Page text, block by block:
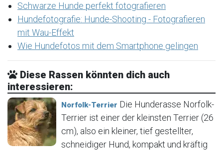
Schwarze Hunde perfekt fotografieren
Hundefotografie: Hunde-Shooting - Fotografieren
mit Wau-Effekt
Wie Hundefotos mit dem Smartphone gelingen
Diese Rassen könnten dich auch
interessieren:
Norfolk-Terrier Die Hunderasse Norfolk-
Terrier ist einer der kleinsten Terrier (26
cm), also ein kleiner, tief gestellter,
schneidiger Hund, kompakt und kräftig